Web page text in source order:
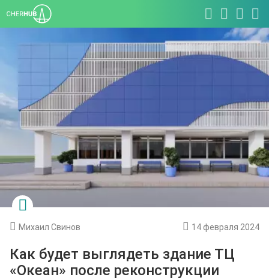
Михаил Свинов 14 февраля 2024
Как будет выглядеть здание ТЦ
«Океан» после реконструкции